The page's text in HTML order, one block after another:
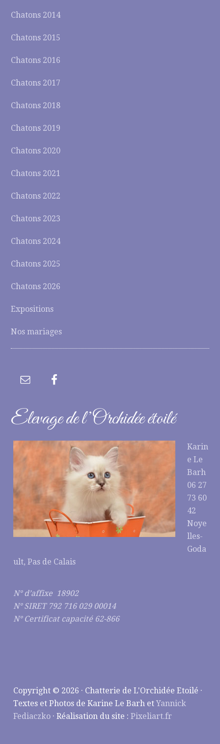
Chatons 2014
Chatons 2015
Chatons 2016
Chatons 2017
Chatons 2018
Chatons 2019
Chatons 2020
Chatons 2021
Chatons 2022
Chatons 2023
Chatons 2024
Chatons 2025
Chatons 2026
Expositions
Nos mariages
Elevage de l’Orchidée étoilé
Karin
e Le
Barh
06 27
73 60
42
Noye
lles-
Goda
ult, Pas de Calais
N° d’affixe 18902
N° SIRET 792 716 029 00014
N° Certificat capacité 62-866
Copyright © 2026 · Chatterie de L'Orchidée Etoilé ·
Textes et Photos de Karine Le Barh etYannick
Fediaczko · Réalisation du site :Pixeliart.fr